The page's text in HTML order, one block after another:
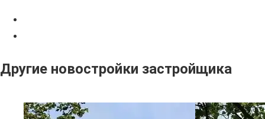
Другие новостройки застройщика